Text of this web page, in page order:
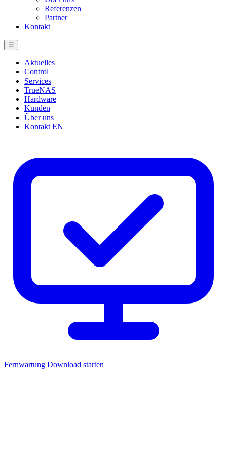
Referenzen
Partner
Kontakt
☰
Aktuelles
Control
Services
TrueNAS
Hardware
Kunden
Über uns
Kontakt EN
Fernwartung Download starten